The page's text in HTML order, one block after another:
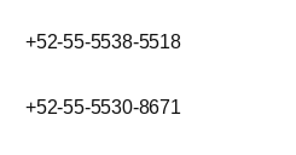
+52-55-5538-5518
+52-55-5530-8671